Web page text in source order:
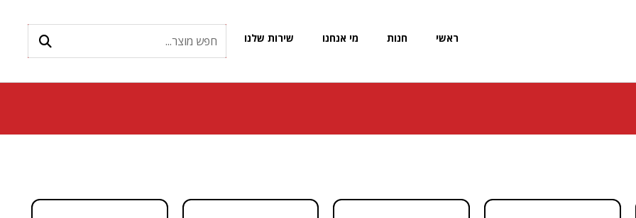
ראשי חנות מי אנחנו שירות שלנו